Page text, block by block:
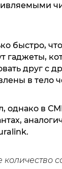
быстро,
гаджеты,
друг с
в тело
однако в
количество